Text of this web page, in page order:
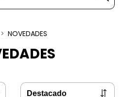
> NOVEDADES